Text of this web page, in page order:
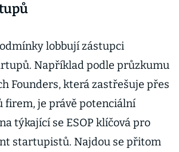
lobbují zástupci
Například podle průzkumu
Founders, která zastřešuje přes
firem, je právě potenciální
týkající se ESOP klíčová pro
startupistů. Najdou se přitom